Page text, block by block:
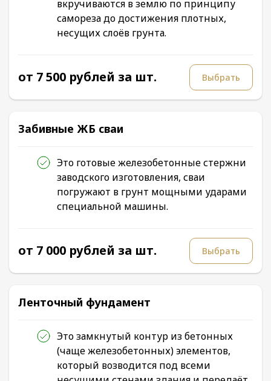
вкручиваются в землю по принципу
самореза до достижения плотных,
несущих слоёв грунта.
от 7 500 рублей за шт. Выбрать
Забивные ЖБ сваи
Это готовые железобетонные стержни
заводского изготовления, сваи
погружают в грунт мощными ударами
специальной машины.
от 7 000 рублей за шт. Выбрать
Ленточный фундамент
Это замкнутый контур из бетонных
(чаще железобетонных) элементов,
который возводится под всеми